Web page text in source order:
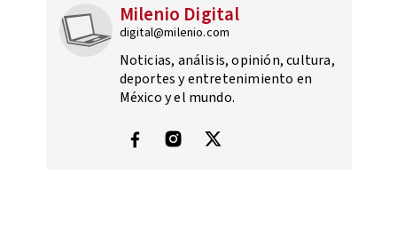
Milenio Digital
digital@milenio.com
Noticias, análisis, opinión, cultura,
deportes y entretenimiento en
México y el mundo.